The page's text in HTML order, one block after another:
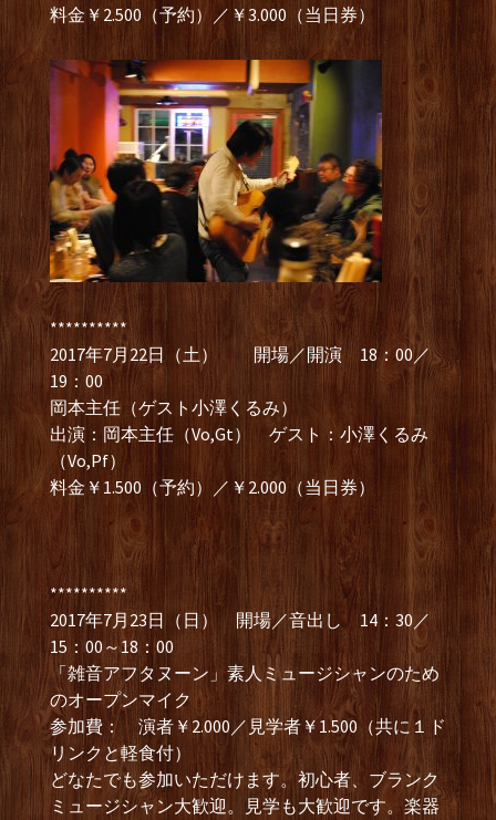
料金￥2.500（予約）／￥3.000（当日券）
**********
2017年7月22日（土） 開場／開演 18：00／
19：00
岡本主任（ゲスト小澤くるみ）
出演：岡本主任（Vo,Gt） ゲスト：小澤くるみ
（Vo,Pf）
料金￥1.500（予約）／￥2.000（当日券）
**********
2017年7月23日（日） 開場／音出し 14：30／
15：00～18：00
「雑音アフタヌーン」素人ミュージシャンのため
のオープンマイク
参加費： 演者￥2.000／見学者￥1.500（共に１ド
リンクと軽食付）
どなたでも参加いただけます。初心者、ブランク
ミュージシャン大歓迎。見学も大歓迎です。楽器